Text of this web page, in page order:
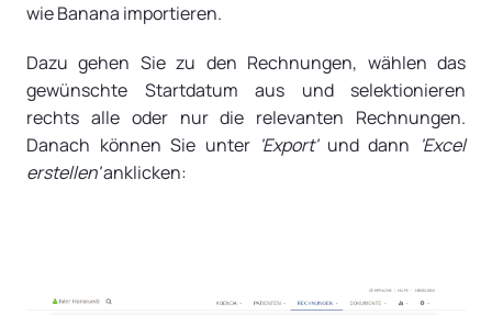
wie Banana importieren.
Dazu gehen Sie zu den Rechnungen, wählen das
gewünschte Startdatum aus und selektionieren
rechts alle oder nur die relevanten Rechnungen.
Danach können Sie unter 'Export'und dann 'Excel
erstellen'anklicken: